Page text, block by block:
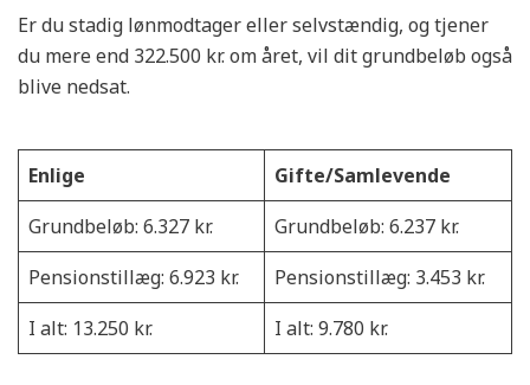
Er du stadig lønmodtager eller selvstændig, og tjener
du mere end 322.500 kr. om året, vil dit grundbeløb også
blive nedsat.
Enlige
Gifte/Samlevende
Grundbeløb: 6.327 kr.
Grundbeløb: 6.237 kr.
Pensionstillæg: 6.923 kr.
Pensionstillæg: 3.453 kr.
I alt: 13.250 kr.
I alt: 9.780 kr.